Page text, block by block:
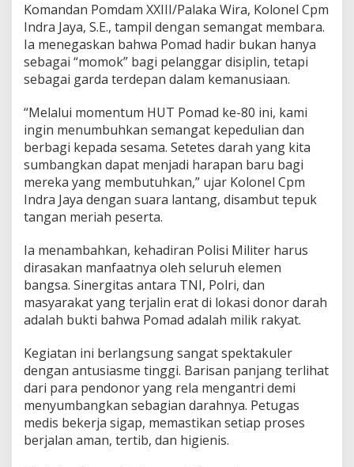
i
t
P
o
m
d
m
X
X
I
I
I
/
a
k
i
r
'
B
u
k
a
N
Komandan Pomdam XXIII/Palaka Wira, Kolonel Cpm
Indra Jaya, S.E., tampil dengan semangat membara.
Ia menegaskan bahwa Pomad hadir bukan hanya
sebagai “momok” bagi pelanggar disiplin, tetapi
sebagai garda terdepan dalam kemanusiaan.
“Melalui momentum HUT Pomad ke-80 ini, kami
ingin menumbuhkan semangat kepedulian dan
berbagi kepada sesama. Setetes darah yang kita
sumbangkan dapat menjadi harapan baru bagi
mereka yang membutuhkan,” ujar Kolonel Cpm
Indra Jaya dengan suara lantang, disambut tepuk
tangan meriah peserta.
Ia menambahkan, kehadiran Polisi Militer harus
dirasakan manfaatnya oleh seluruh elemen
bangsa. Sinergitas antara TNI, Polri, dan
masyarakat yang terjalin erat di lokasi donor darah
adalah bukti bahwa Pomad adalah milik rakyat.
Kegiatan ini berlangsung sangat spektakuler
dengan antusiasme tinggi. Barisan panjang terlihat
dari para pendonor yang rela mengantri demi
menyumbangkan sebagian darahnya. Petugas
medis bekerja sigap, memastikan setiap proses
berjalan aman, tertib, dan higienis.